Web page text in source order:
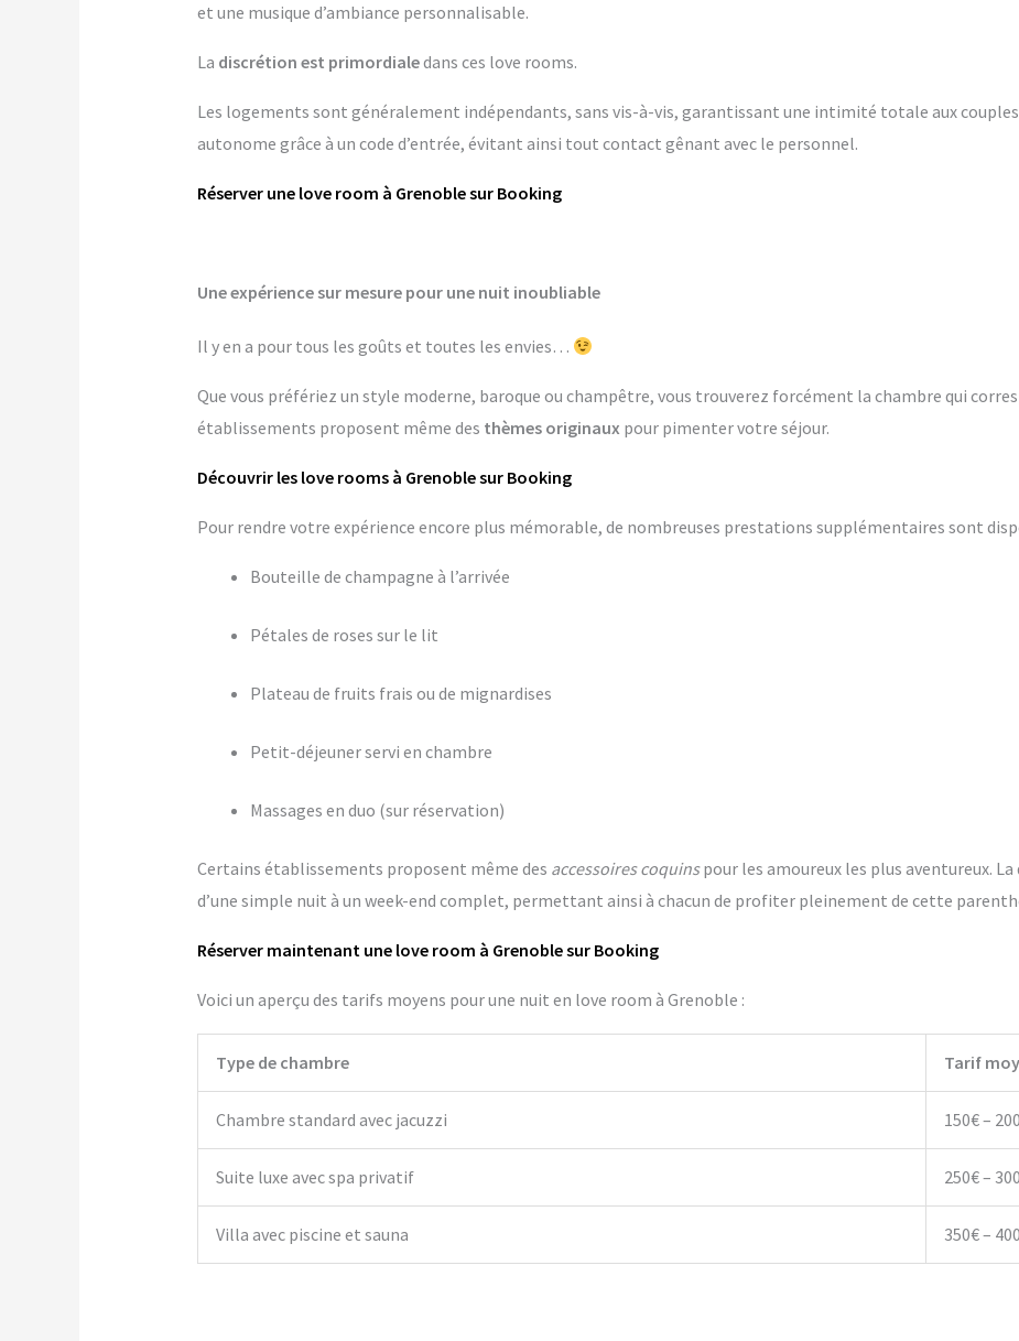
et une musique d’ambiance personnalisable.
La discrétion est primordialedans ces love rooms.
Les logements sont généralement indépendants, sans vis-à-vis, garantissant une intimité totale aux couples.
autonome grâce à un code d’entrée, évitant ainsi tout contact gênant avec le personnel.
Réserver une love room à Grenoble sur Booking
Une expérience sur mesure pour une nuit inoubliable
Il y en a pour tous les goûts et toutes les envies…
Que vous préfériez un style moderne, baroque ou champêtre, vous trouverez forcément la chambre qui
établissements proposent même des thèmes originaux pour pimenter votre séjour.
Découvrir les love rooms à Grenoble sur Booking
Pour rendre votre expérience encore plus mémorable, de nombreuses prestations supplémentaires sont
Bouteille de champagne à l’arrivée
Pétales de roses sur le lit
Plateau de fruits frais ou de mignardises
Petit-déjeuner servi en chambre
Massages en duo (sur réservation)
Certains établissements proposent même des accessoires coquinspour les amoureux les plus aventureux.
d’une simple nuit à un week-end complet, permettant ainsi à chacun de profiter pleinement de cette
Réserver maintenant une love room à Grenoble sur Booking
Voici un aperçu des tarifs moyens pour une nuit en love room à Grenoble :
Type de chambre Tarif
Chambre standard avec jacuzzi 150€ –
Suite luxe avec spa privatif 250€ –
Villa avec piscine et sauna 350€ –